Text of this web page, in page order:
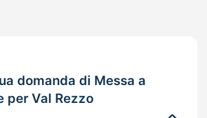
domanda di Messa a
per Val Rezzo